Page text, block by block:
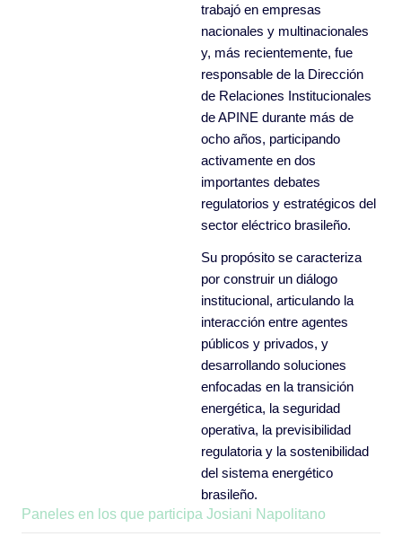
trabajó en empresas
nacionales y multinacionales
y, más recientemente, fue
responsable de la Dirección
de Relaciones Institucionales
de APINE durante más de
ocho años, participando
activamente en dos
importantes debates
regulatorios y estratégicos del
sector eléctrico brasileño.
Su propósito se caracteriza
por construir un diálogo
institucional, articulando la
interacción entre agentes
públicos y privados, y
desarrollando soluciones
enfocadas en la transición
energética, la seguridad
operativa, la previsibilidad
regulatoria y la sostenibilidad
del sistema energético
brasileño.
Paneles en los que participa Josiani Napolitano